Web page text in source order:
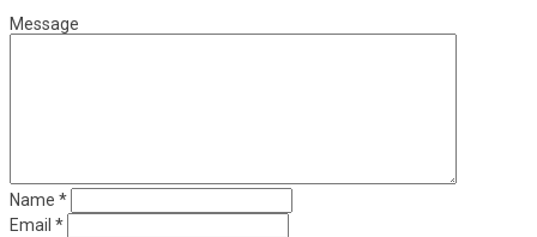
Message
Name *
Email *